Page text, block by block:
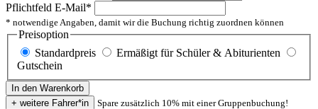
Pflichtfeld E-Mail*
* notwendige Angaben, damit wir die Buchung richtig zuordnen können
Preisoption
Standardpreis
Ermäßigt für Schüler & Abiturienten
Gutschein
Spare zusätzlich 10% mit einer Gruppenbuchung!